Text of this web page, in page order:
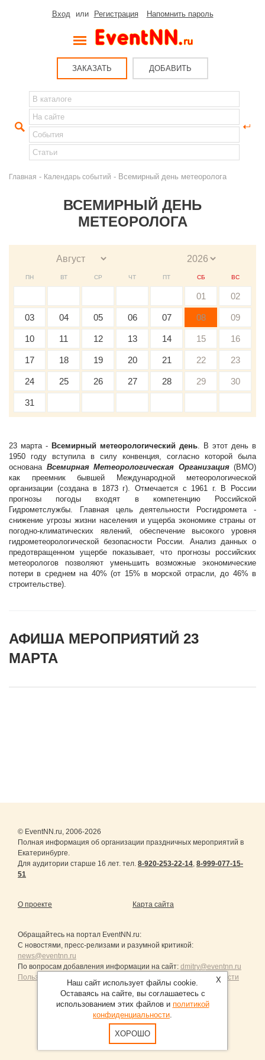
Вход или Регистрация Напомнить пароль
ЗАКАЗАТЬ ДОБАВИТЬ
Главная - Календарь событий - Всемирный день метеоролога
ВСЕМИРНЫЙ ДЕНЬ
МЕТЕОРОЛОГА
ПН ВТ СР ЧТ ПТ СБ ВС
01 02
03 04 05 06 07 08 09
10 11 12 13 14 15 16
17 18 19 20 21 22 23
24 25 26 27 28 29 30
31
23 марта - Всемирный метеорологический день. В этот день в
1950 году вступила в силу конвенция, согласно которой была
основана Всемирная Метеорологическая Организация (ВМО)
как преемник бывшей Международной метеорологической
организации (создана в 1873 г). Отмечается с 1961 г. В России
прогнозы погоды входят в компетенцию Российской
Гидрометслужбы. Главная цель деятельности Росгидромета -
снижение угрозы жизни населения и ущерба экономике страны от
погодно-климатических явлений, обеспечение высокого уровня
гидрометеорологической безопасности России. Анализ данных о
предотвращенном ущербе показывает, что прогнозы российских
метеорологов позволяют уменьшить возможные экономические
потери в среднем на 40% (от 15% в морской отрасли, до 46% в
строительстве).
АФИША МЕРОПРИЯТИЙ 23
МАРТА
© EventNN.ru, 2006-2026
Полная информация об организации праздничных мероприятий в
Екатеринбурге.
Для аудитории старше 16 лет. тел. 8-920-253-22-14, 8-999-077-15-
51
О проекте Карта сайта
Обращайтесь на портал EventNN.ru:
С новостями, пресс-релизами и разумной критикой:
news@eventnn.ru
По вопросам добавления информации на сайт: dmitry@eventnn.ru
Пользовательское Соглашение и политика конфиденциальности
Продвижение сайтов Санкт-Петербург
X
Наш сайт использует файлы cookie.
Оставаясь на сайте, вы соглашаетесь с
использованием этих файлов и политикой
конфиденциальности.
ХОРОШО